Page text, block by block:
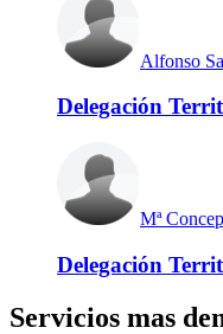
Alfonso
Delegación
Mª
Delegación
Servicios mas